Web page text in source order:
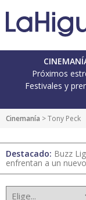
Próximos
Festivales y
Cinemanía > Tony Peck
Destacado: Buzz
enfrentan a un